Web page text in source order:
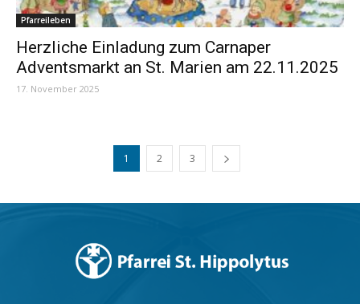
Pfarreileben
Herzliche Einladung zum Carnaper
Adventsmarkt an St. Marien am 22.11.2025
17. November 2025
1 2 3